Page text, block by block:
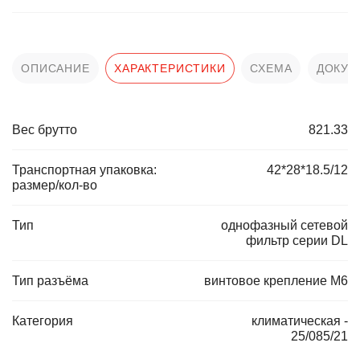
ОПИСАНИЕ ХАРАКТЕРИСТИКИ СХЕМА
Вес брутто 821.33
Транспортная упаковка:
размер/кол-во
42*28*18.5/12
Тип
однофазный сетевой
фильтр серии DL
Тип разъёма винтовое крепление М6
Категория
климатическая -
25/085/21